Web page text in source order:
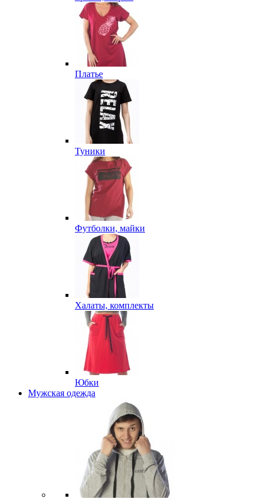
Платье
Туники
Футболки, майки
Халаты, комплекты
Юбки
Мужская одежда